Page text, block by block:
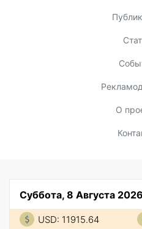
О
Суббота, 8 Августа
USD: 11915.64